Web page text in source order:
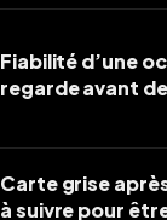
Fiabilité d’une
regarde avant
Carte grise
à suivre pour